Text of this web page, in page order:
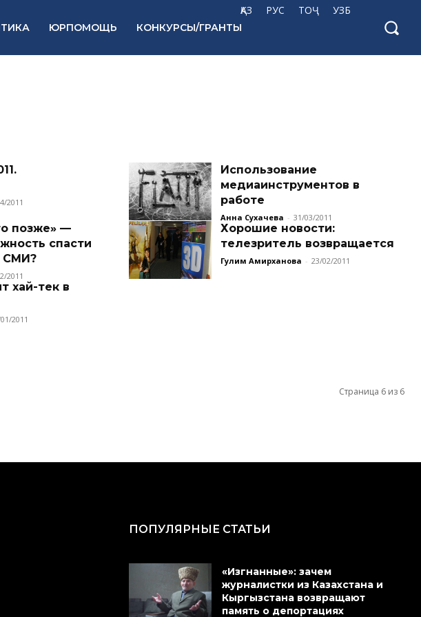
ҚАЗ РУС ТОҶ УЗБ
ЮРПОМОЩЬ КОНКУРСЫ/ГРАНТЫ
2011
Использование
медиаинструментов в
работе
Анна Сухачева - 31/03/2011
позже» —
спасти
СМИ?
2011
Хорошие новости:
телезритель возвращается
Гулим Амирханова - 23/02/2011
хай-тек в
2011
Страница 6 из 6
ПОПУЛЯРНЫЕ СТАТЬИ
«Изгнанные»: зачем
журналистки из Казахстана и
Кыргызстана возвращают
память о депортациях